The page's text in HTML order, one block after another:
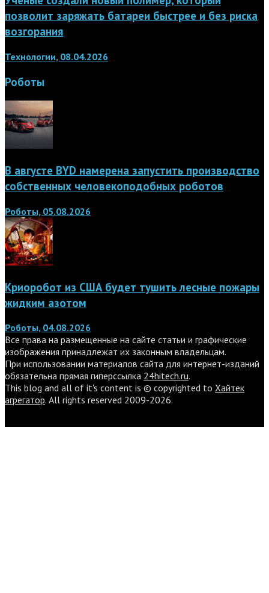
позволит заряжать батареи быстрее и без риска
возгорания
Технологии, 08.04.2026
Роботы
В августе BYD намерена запустить производство
собственных человекоподобных роботов
Роботы, 05.08.2026
Криоробот из США будет тушить лесные пожары
жидким азотом
Роботы, 04.08.2026
Все права на размещенные на сайте статьи и графические
изображения принадлежат их законным владельцам.
При использовании материалов сайта для интернет-изданий
обязательна прямая гиперссылка 24hitech.ru.
This blog and all of it's content is © copyrighted to Хайтек
агрегатор. All rights reserved 2009-2026.